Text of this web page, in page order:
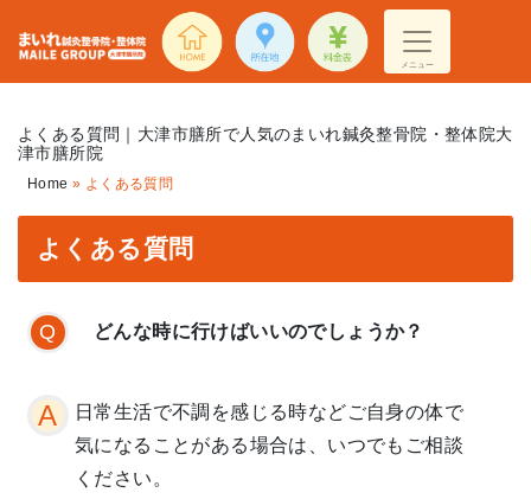
メニュー
よくある質問｜大津市膳所で人気のまいれ鍼灸整骨院・整体院大
津市膳所院
Home » よくある質問
よくある質問
どんな時に行けばいいのでしょうか？
日常生活で不調を感じる時などご自身の体で
気になることがある場合は、いつでもご相談
ください。